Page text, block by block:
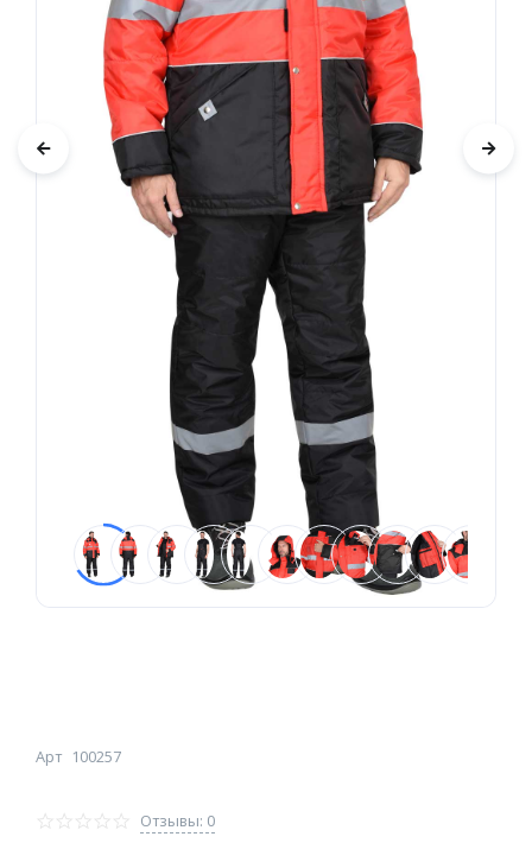
Арт 100257
Отзывы: 0